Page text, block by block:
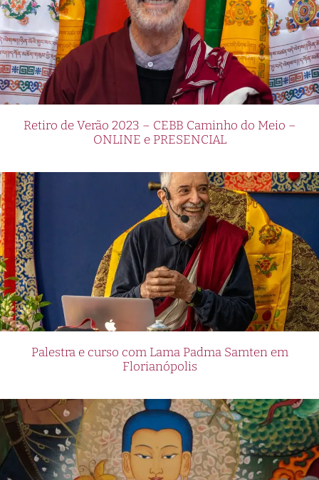
Retiro de Verão 2023 – CEBB Caminho do Meio –
ONLINE e PRESENCIAL
Palestra e curso com Lama Padma Samten em
Florianópolis